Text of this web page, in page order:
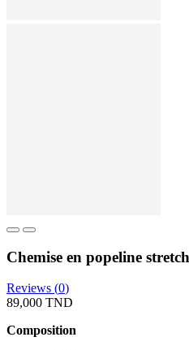
Chemise en popeline
Reviews (0)
89,000 TND
Composition